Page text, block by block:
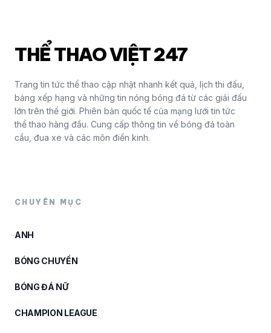
THỂ THAO VIỆT 247
Trang tin tức thể thao cập nhật nhanh kết quả, lịch thi đấu,
bảng xếp hạng và những tin nóng bóng đá từ các giải đấu
lớn trên thế giới. Phiên bản quốc tế của mạng lưới tin tức
thể thao hàng đầu. Cung cấp thông tin về bóng đá toàn
cầu, đua xe và các môn điền kinh.
CHUYÊN MỤC
ANH
BÓNG CHUYỀN
BÓNG ĐÁ NỮ
CHAMPION LEAGUE